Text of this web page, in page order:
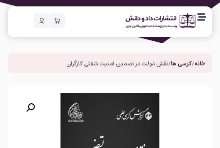
خانه/کرسی ها/ نقش دولت در تضمین امنیت شغلی کارگران